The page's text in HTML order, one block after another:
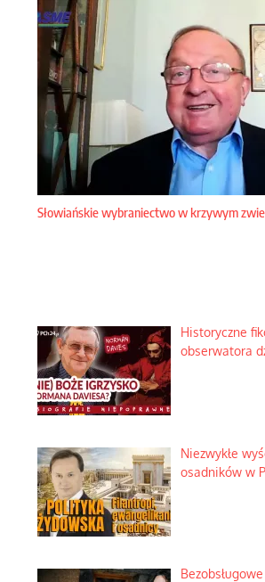
Słowiańskie wybraniectwo w krzywym
Historyczne
obserwatora
Niezwykłe
osadników w